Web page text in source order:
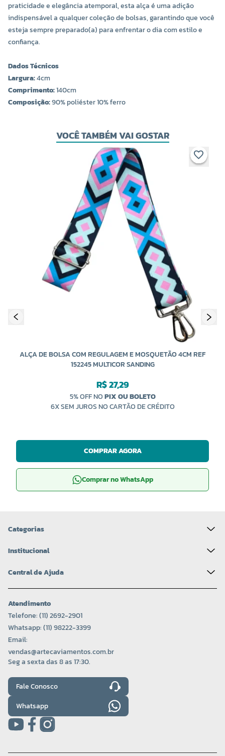
praticidade e elegância atemporal, esta alça é uma adição
indispensável a qualquer coleção de bolsas, garantindo que você
esteja sempre preparado(a) para enfrentar o dia com estilo e
confiança.
Dados Técnicos
Largura:4cm
Comprimento:140cm
Composição:90% poliéster 10% ferro
VOCÊ TAMBÉM VAI GOSTAR
ALÇA DE BOLSA COM REGULAGEM E MOSQUETÃO 4CM REF
152245 MULTICOR SANDING
R$ 27,29
5% OFF NOPIX OU BOLETO
6X SEM JUROS NO CARTÃO DE CRÉDITO
COMPRAR AGORA
Comprar no WhatsApp
Categorias
Institucional
Central de Ajuda
Atendimento
Telefone: (11) 2692-2901
Whatsapp: (11) 98222-3399
Email:
vendas@artecaviamentos.com.br
Seg a sexta das 8 as 17:30.
Fale Conosco
Whatsapp